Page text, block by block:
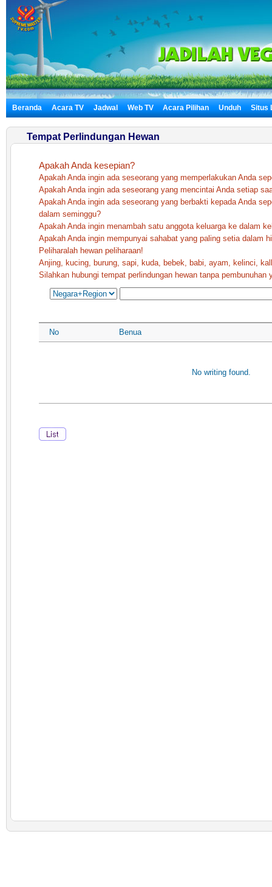
Beranda Acara TV Jadwal Web TV Acara Pilihan Unduh Situs
Tempat Perlindungan Hewan
Apakah Anda kesepian?
Apakah Anda ingin ada seseorang yang memperlakukan Anda
Apakah Anda ingin ada seseorang yang mencintai Anda setiap
Apakah Anda ingin ada seseorang yang berbakti kepada Anda
dalam seminggu?
Apakah Anda ingin menambah satu anggota keluarga ke dalam
Apakah Anda ingin mempunyai sahabat yang paling setia dalam
Peliharalah hewan peliharaan!
Anjing, kucing, burung, sapi, kuda, bebek, babi, ayam, kelinci,
Silahkan hubungi tempat perlindungan hewan tanpa pembunuhan
No Benua
No writing found.